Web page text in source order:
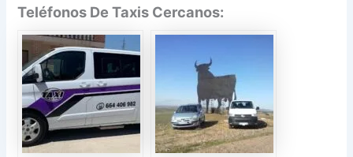
Teléfonos De Taxis Cercanos: